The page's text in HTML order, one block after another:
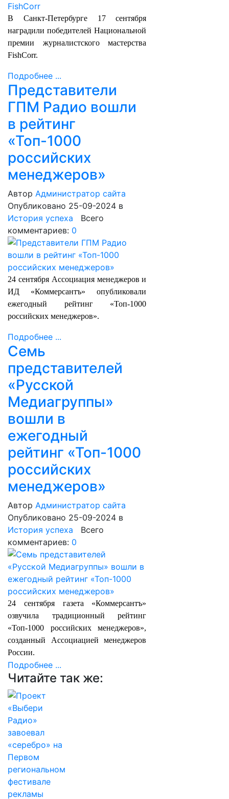
В Санкт-Петербурге 17 сентября
наградили победителей Национальной
премии журналистского мастерства
FishCorr.
Подробнее ...
Представители
ГПМ Радио вошли
в рейтинг
«Топ-1000
российских
менеджеров»
Автор Администратор сайта
Опубликовано 25-09-2024 в
История успеха Всего
комментариев: 0
24 сентября Ассоциация менеджеров и
ИД «Коммерсантъ» опубликовали
ежегодный рейтинг «Топ-1000
российских менеджеров».
Подробнее ...
Семь
представителей
«Русской
Медиагруппы»
вошли в
ежегодный
рейтинг «Топ-1000
российских
менеджеров»
Автор Администратор сайта
Опубликовано 25-09-2024 в
История успеха Всего
комментариев: 0
24 сентября газета «Коммерсантъ»
озвучила традиционный рейтинг
«Топ-1000 российских менеджеров»,
созданный Ассоциацией менеджеров
России.
Подробнее ...
Читайте так же: